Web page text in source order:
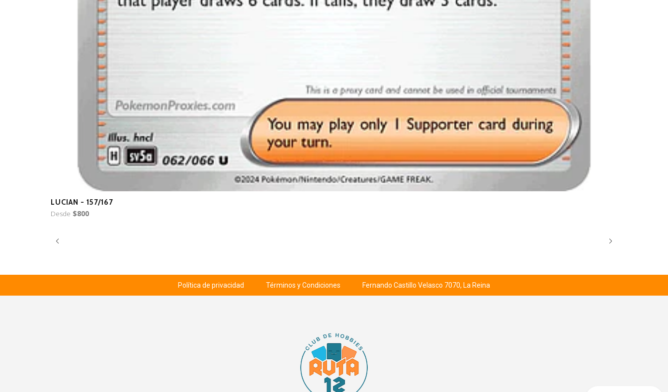
LUCIAN - 157/167
Desde $800
Política de privacidad Términos y Condiciones Fernando Castillo Velasco 7070, La Reina